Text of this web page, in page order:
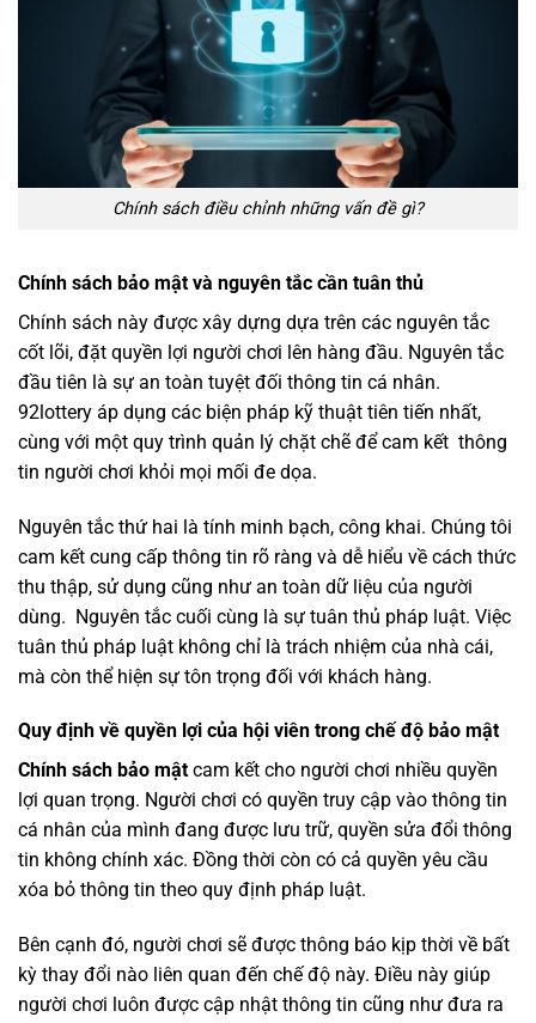
Chính sách điều chỉnh những vấn đề gì?
Chính sách bảo mật và nguyên tắc cần tuân thủ
Chính sách này được xây dựng dựa trên các nguyên tắc
cốt lõi, đặt quyền lợi người chơi lên hàng đầu. Nguyên tắc
đầu tiên là sự an toàn tuyệt đối thông tin cá nhân.
92lottery áp dụng các biện pháp kỹ thuật tiên tiến nhất,
cùng với một quy trình quản lý chặt chẽ để cam kết thông
tin người chơi khỏi mọi mối đe dọa.
Nguyên tắc thứ hai là tính minh bạch, công khai. Chúng tôi
cam kết cung cấp thông tin rõ ràng và dễ hiểu về cách thức
thu thập, sử dụng cũng như an toàn dữ liệu của người
dùng. Nguyên tắc cuối cùng là sự tuân thủ pháp luật. Việc
tuân thủ pháp luật không chỉ là trách nhiệm của nhà cái,
mà còn thể hiện sự tôn trọng đối với khách hàng.
Quy định về quyền lợi của hội viên trong chế độ bảo mật
Chính sách bảo mật cam kết cho người chơi nhiều quyền
lợi quan trọng. Người chơi có quyền truy cập vào thông tin
cá nhân của mình đang được lưu trữ, quyền sửa đổi thông
tin không chính xác. Đồng thời còn có cả quyền yêu cầu
xóa bỏ thông tin theo quy định pháp luật.
Bên cạnh đó, người chơi sẽ được thông báo kịp thời về bất
kỳ thay đổi nào liên quan đến chế độ này. Điều này giúp
người chơi luôn được cập nhật thông tin cũng như đưa ra